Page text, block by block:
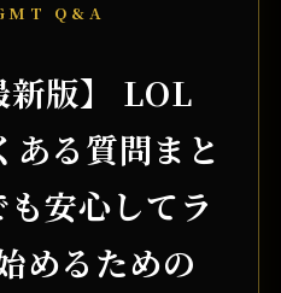
Q&A
新版】 LOL
る質問まと
安心してラ
めるための